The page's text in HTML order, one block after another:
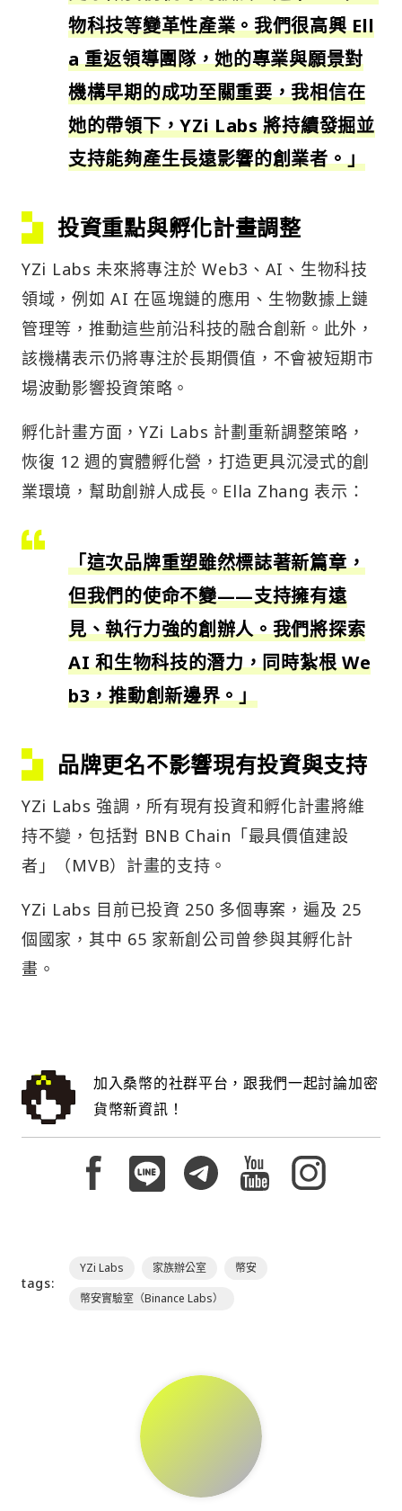
物科技等變革性產業。我們很高興 Ell
a 重返領導團隊，她的專業與願景對
機構早期的成功至關重要，我相信在
她的帶領下，YZi Labs 將持續發掘並
支持能夠產生長遠影響的創業者。」
投資重點與孵化計畫調整
YZi Labs 未來將專注於 Web3、AI、生物科技
領域，例如 AI 在區塊鏈的應用、生物數據上鏈
管理等，推動這些前沿科技的融合創新。此外，
該機構表示仍將專注於長期價值，不會被短期市
場波動影響投資策略。
孵化計畫方面，YZi Labs 計劃重新調整策略，
恢復 12 週的實體孵化營，打造更具沉浸式的創
業環境，幫助創辦人成長。Ella Zhang 表示：
「這次品牌重塑雖然標誌著新篇章，
但我們的使命不變——支持擁有遠
見、執行力強的創辦人。我們將探索
AI 和生物科技的潛力，同時紮根 We
b3，推動創新邊界。」
品牌更名不影響現有投資與支持
YZi Labs 強調，所有現有投資和孵化計畫將維
持不變，包括對 BNB Chain「最具價值建設
者」（MVB）計畫的支持。
YZi Labs 目前已投資 250 多個專案，遍及 25
個國家，其中 65 家新創公司曾參與其孵化計
畫。
加入桑幣的社群平台，跟我們一起討論加密
貨幣新資訊！
tags:
YZi Labs 家族辦公室
幣安
幣安實驗室（Binance Labs）